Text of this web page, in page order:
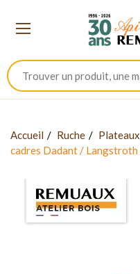
Accueil Ruche Plateaux
cadres Dadant /